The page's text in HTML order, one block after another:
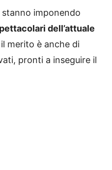
stanno imponendo
dell’attuale
il merito è anche di
pronti a inseguire il